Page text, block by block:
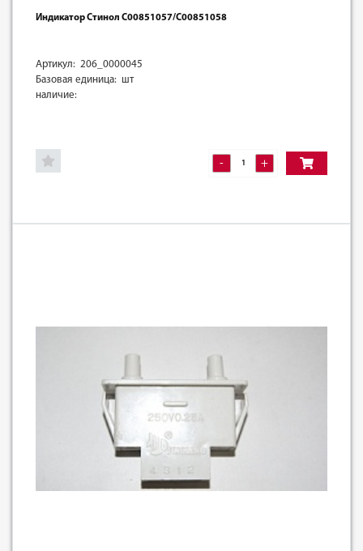
Индикатор Стинол C00851057/C00851058
Артикул: 206_0000045
Базовая единица: шт
наличие:
- +